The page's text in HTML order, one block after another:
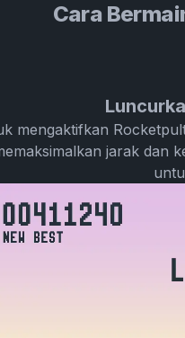
Cara
mengaktifkan
jarak dan